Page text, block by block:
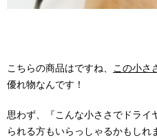
こちらの商品はですね、 この小さ
優れ物なんです！
思わず、『こんな小ささでドライ
られる方もいらっしゃるかもしれ